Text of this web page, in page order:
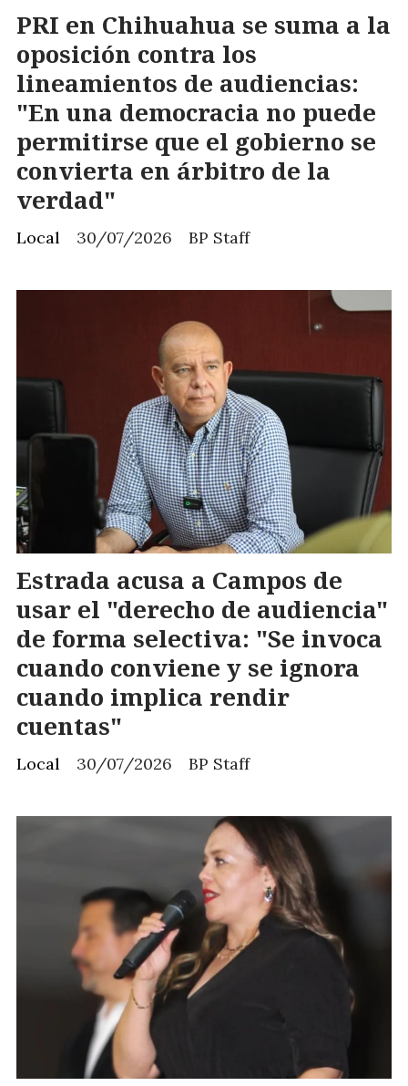
PRI en Chihuahua se suma a la
oposición contra los
lineamientos de audiencias:
"En una democracia no puede
permitirse que el gobierno se
convierta en árbitro de la
verdad"
BP Staff
Local 30/07/2026
Estrada acusa a Campos de
usar el "derecho de audiencia"
de forma selectiva: "Se invoca
cuando conviene y se ignora
cuando implica rendir
cuentas"
BP Staff
Local 30/07/2026